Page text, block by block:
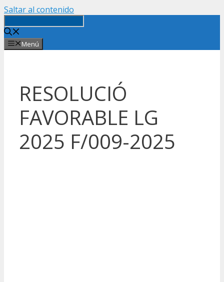
Saltar al contenido
Menú
RESOLUCIÓ
FAVORABLE LG
2025 F/009-2025